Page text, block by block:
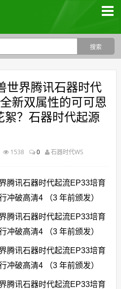
世界腾讯石器时代
新双属性的可可恩
絮？石器时代起源
1538 0 石器时代WS
讯石器时代起流EP33培育
冲破高清4 （3 年前颁发）
讯石器时代起流EP33培育
冲破高清4 （3 年前颁发）
讯石器时代起流EP33培育
冲破高清4 （3 年前颁发）
讯石器时代起流EP33培育